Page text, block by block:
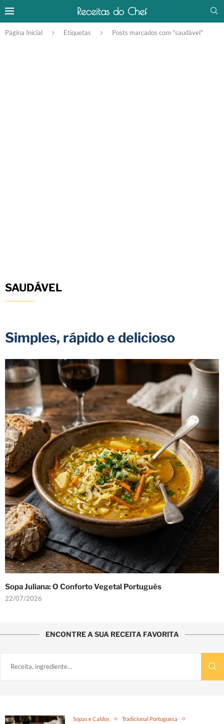
Receitas do Chef
Página Inicial Etiquetas Posts marcados com "saudável"
SAUDÁVEL
Simples, rápido e delicioso
Sopa Juliana: O Conforto Vegetal Português
22/07/2026
ENCONTRE A SUA RECEITA FAVORITA
Sopas e Caldos
Tradicional Portuguesa